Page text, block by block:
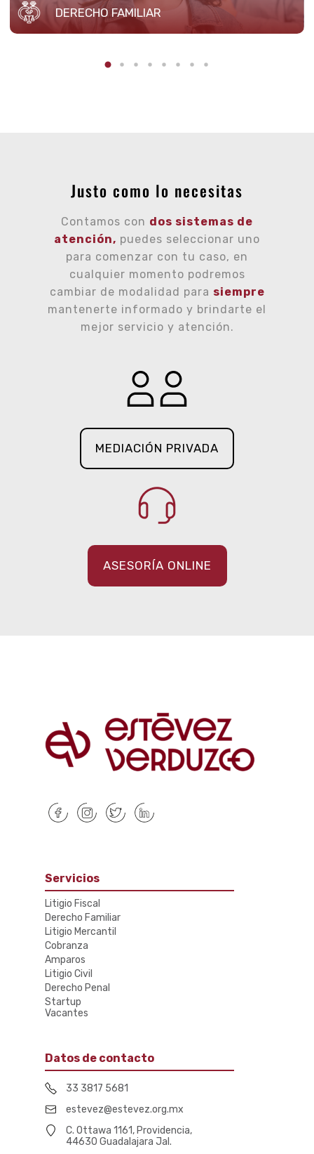
DERECHO FAMILIAR
Justo como lo necesitas
Contamos con dos sistemas de
atención, puedes seleccionar uno
para comenzar con tu caso, en
cualquier momento podremos
cambiar de modalidad para siempre
mantenerte informado y brindarte el
mejor servicio y atención.
MEDIACIÓN PRIVADA
ASESORÍA ONLINE
Servicios
Litigio Fiscal
Derecho Familiar
Litigio Mercantil
Cobranza
Amparos
Litigio Civil
Derecho Penal
Startup
Vacantes
Datos de contacto
33 3817 5681
estevez@estevez.org.mx
C. Ottawa 1161, Providencia,
44630 Guadalajara Jal.